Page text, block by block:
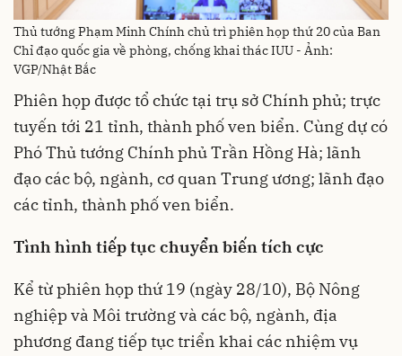
Thủ tướng Phạm Minh Chính chủ trì phiên họp thứ 20 của Ban
Chỉ đạo quốc gia về phòng, chống khai thác IUU - Ảnh:
VGP/Nhật Bắc
Phiên họp được tổ chức tại trụ sở Chính phủ; trực
tuyến tới 21 tỉnh, thành phố ven biển. Cùng dự có
Phó Thủ tướng Chính phủ Trần Hồng Hà; lãnh
đạo các bộ, ngành, cơ quan Trung ương; lãnh đạo
các tỉnh, thành phố ven biển.
Tình hình tiếp tục chuyển biến tích cực
Kể từ phiên họp thứ 19 (ngày 28/10), Bộ Nông
nghiệp và Môi trường và các bộ, ngành, địa
phương đang tiếp tục triển khai các nhiệm vụ